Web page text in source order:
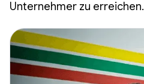
Unternehmer zu erreichen.